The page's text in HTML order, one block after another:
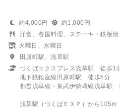
約4,000円
約1,000円
洋食、各国料理、ステーキ・鉄板焼
火曜日、水曜日
田原町駅、浅草駅
つくばエクスプレス浅草駅 徒歩1
地下鉄銀座線田原町駅 徒歩5分
都営浅草線・東武伊勢崎線浅草駅
浅草駅（つくばＥＸＰ）から105m